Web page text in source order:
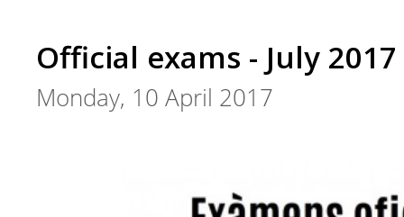
Official exams - July 2017
Monday, 10 April 2017